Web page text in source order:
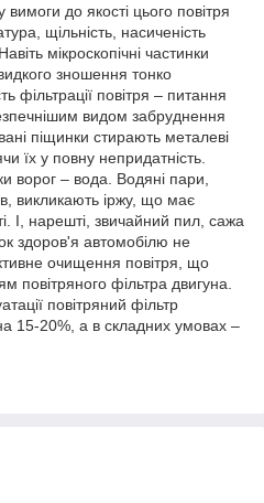
до якості цього повітря
щільність, насиченість
мікроскопічні частинки
зношення тонко
фільтрації повітря – питання
видом забруднення
піщинки стирають металеві
їх у повну непридатність.
ворог – вода. Водяні пари,
викликають іржу, що має
І, нарешті, звичайний пил, сажа
здоров'я автомобілю не
очищення повітря, що
повітряного фільтра двигуна.
повітряний фільтр
15-20%, а в складних умовах –